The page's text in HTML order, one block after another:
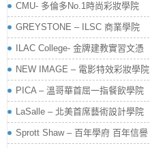
CMU- 多倫多No.1時尚彩妝學院
GREYSTONE – ILSC 商業學院
ILAC College- 金牌建教實習文憑
NEW IMAGE – 電影特效彩妝學院
PICA – 溫哥華首屈一指餐飲學院
LaSalle – 北美首席藝術設計學院
Sprott Shaw – 百年學府 百年信譽